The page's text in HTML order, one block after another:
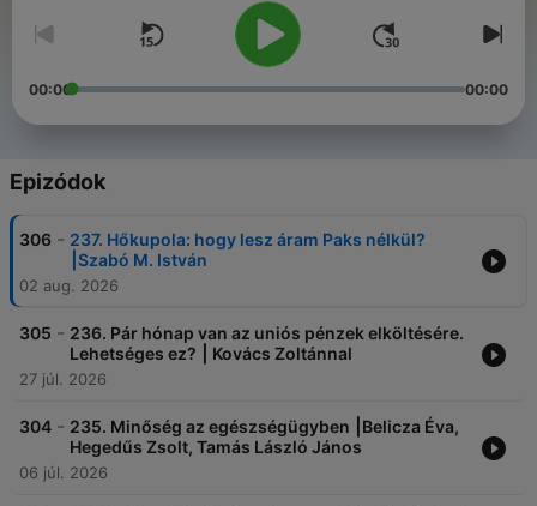
00:00 00:00
Epizódok
306 - 237. Hőkupola: hogy lesz áram Paks nélkül?
⎮Szabó M. István
02 aug. 2026
305 - 236. Pár hónap van az uniós pénzek elköltésére.
Lehetséges ez? ⎮ Kovács Zoltánnal
27 júl. 2026
304 - 235. Minőség az egészségügyben ⎮Belicza Éva,
Hegedűs Zsolt, Tamás László János
06 júl. 2026